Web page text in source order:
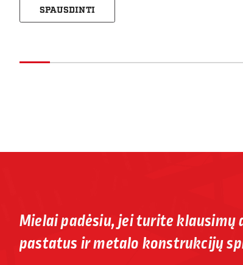
SPAUSDINTI
Mielai padėsiu, jei turite klausimų
pastatus ir metalo konstrukcijų